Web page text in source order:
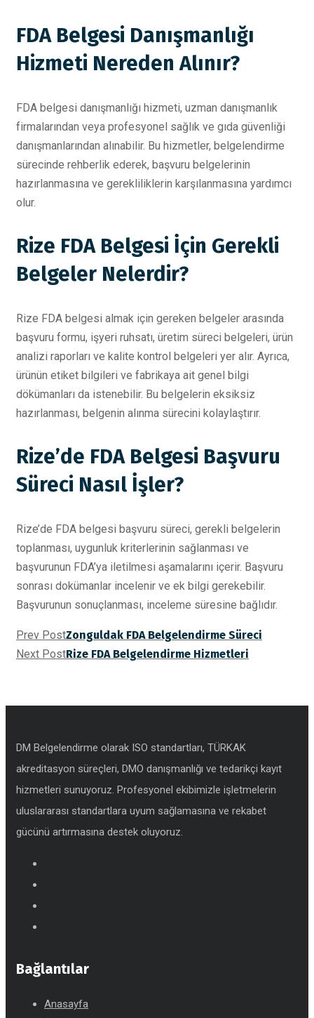
FDA Belgesi Danışmanlığı
Hizmeti Nereden Alınır?
FDA belgesi danışmanlığı hizmeti, uzman danışmanlık
firmalarından veya profesyonel sağlık ve gıda güvenliği
danışmanlarından alınabilir. Bu hizmetler, belgelendirme
sürecinde rehberlik ederek, başvuru belgelerinin
hazırlanmasına ve gerekliliklerin karşılanmasına yardımcı
olur.
Rize FDA Belgesi İçin Gerekli
Belgeler Nelerdir?
Rize FDA belgesi almak için gereken belgeler arasında
başvuru formu, işyeri ruhsatı, üretim süreci belgeleri, ürün
analizi raporları ve kalite kontrol belgeleri yer alır. Ayrıca,
ürünün etiket bilgileri ve fabrikaya ait genel bilgi
dökümanları da istenebilir. Bu belgelerin eksiksiz
hazırlanması, belgenin alınma sürecini kolaylaştırır.
Rize’de FDA Belgesi Başvuru
Süreci Nasıl İşler?
Rize’de FDA belgesi başvuru süreci, gerekli belgelerin
toplanması, uygunluk kriterlerinin sağlanması ve
başvurunun FDA’ya iletilmesi aşamalarını içerir. Başvuru
sonrası dokümanlar incelenir ve ek bilgi gerekebilir.
Başvurunun sonuçlanması, inceleme süresine bağlıdır.
Prev PostZonguldak FDA Belgelendirme Süreci
Next PostRize FDA Belgelendirme Hizmetleri
DM Belgelendirme olarak ISO standartları, TÜRKAK
akreditasyon süreçleri, DMO danışmanlığı ve tedarikçi kayıt
hizmetleri sunuyoruz. Profesyonel ekibimizle işletmelerin
uluslararası standartlara uyum sağlamasına ve rekabet
gücünü artırmasına destek oluyoruz.
Bağlantılar
Anasayfa